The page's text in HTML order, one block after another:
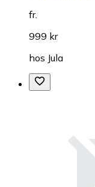
fr.
999 kr
hos Jula